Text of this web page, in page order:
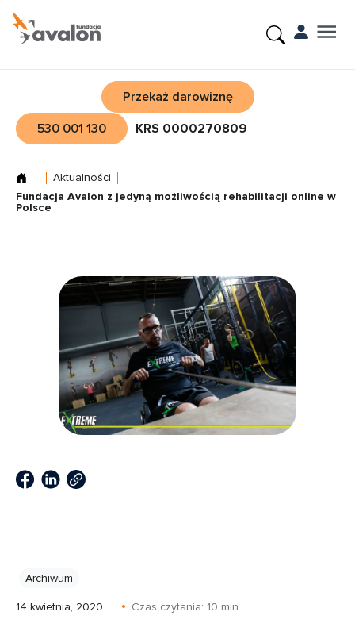
Przekaż darowiznę
530 001 130
KRS 0000270809
Aktualności
Fundacja Avalon z jedyną możliwością rehabilitacji online w
Polsce
Archiwum
14 kwietnia, 2020 Czas czytania: 10 min